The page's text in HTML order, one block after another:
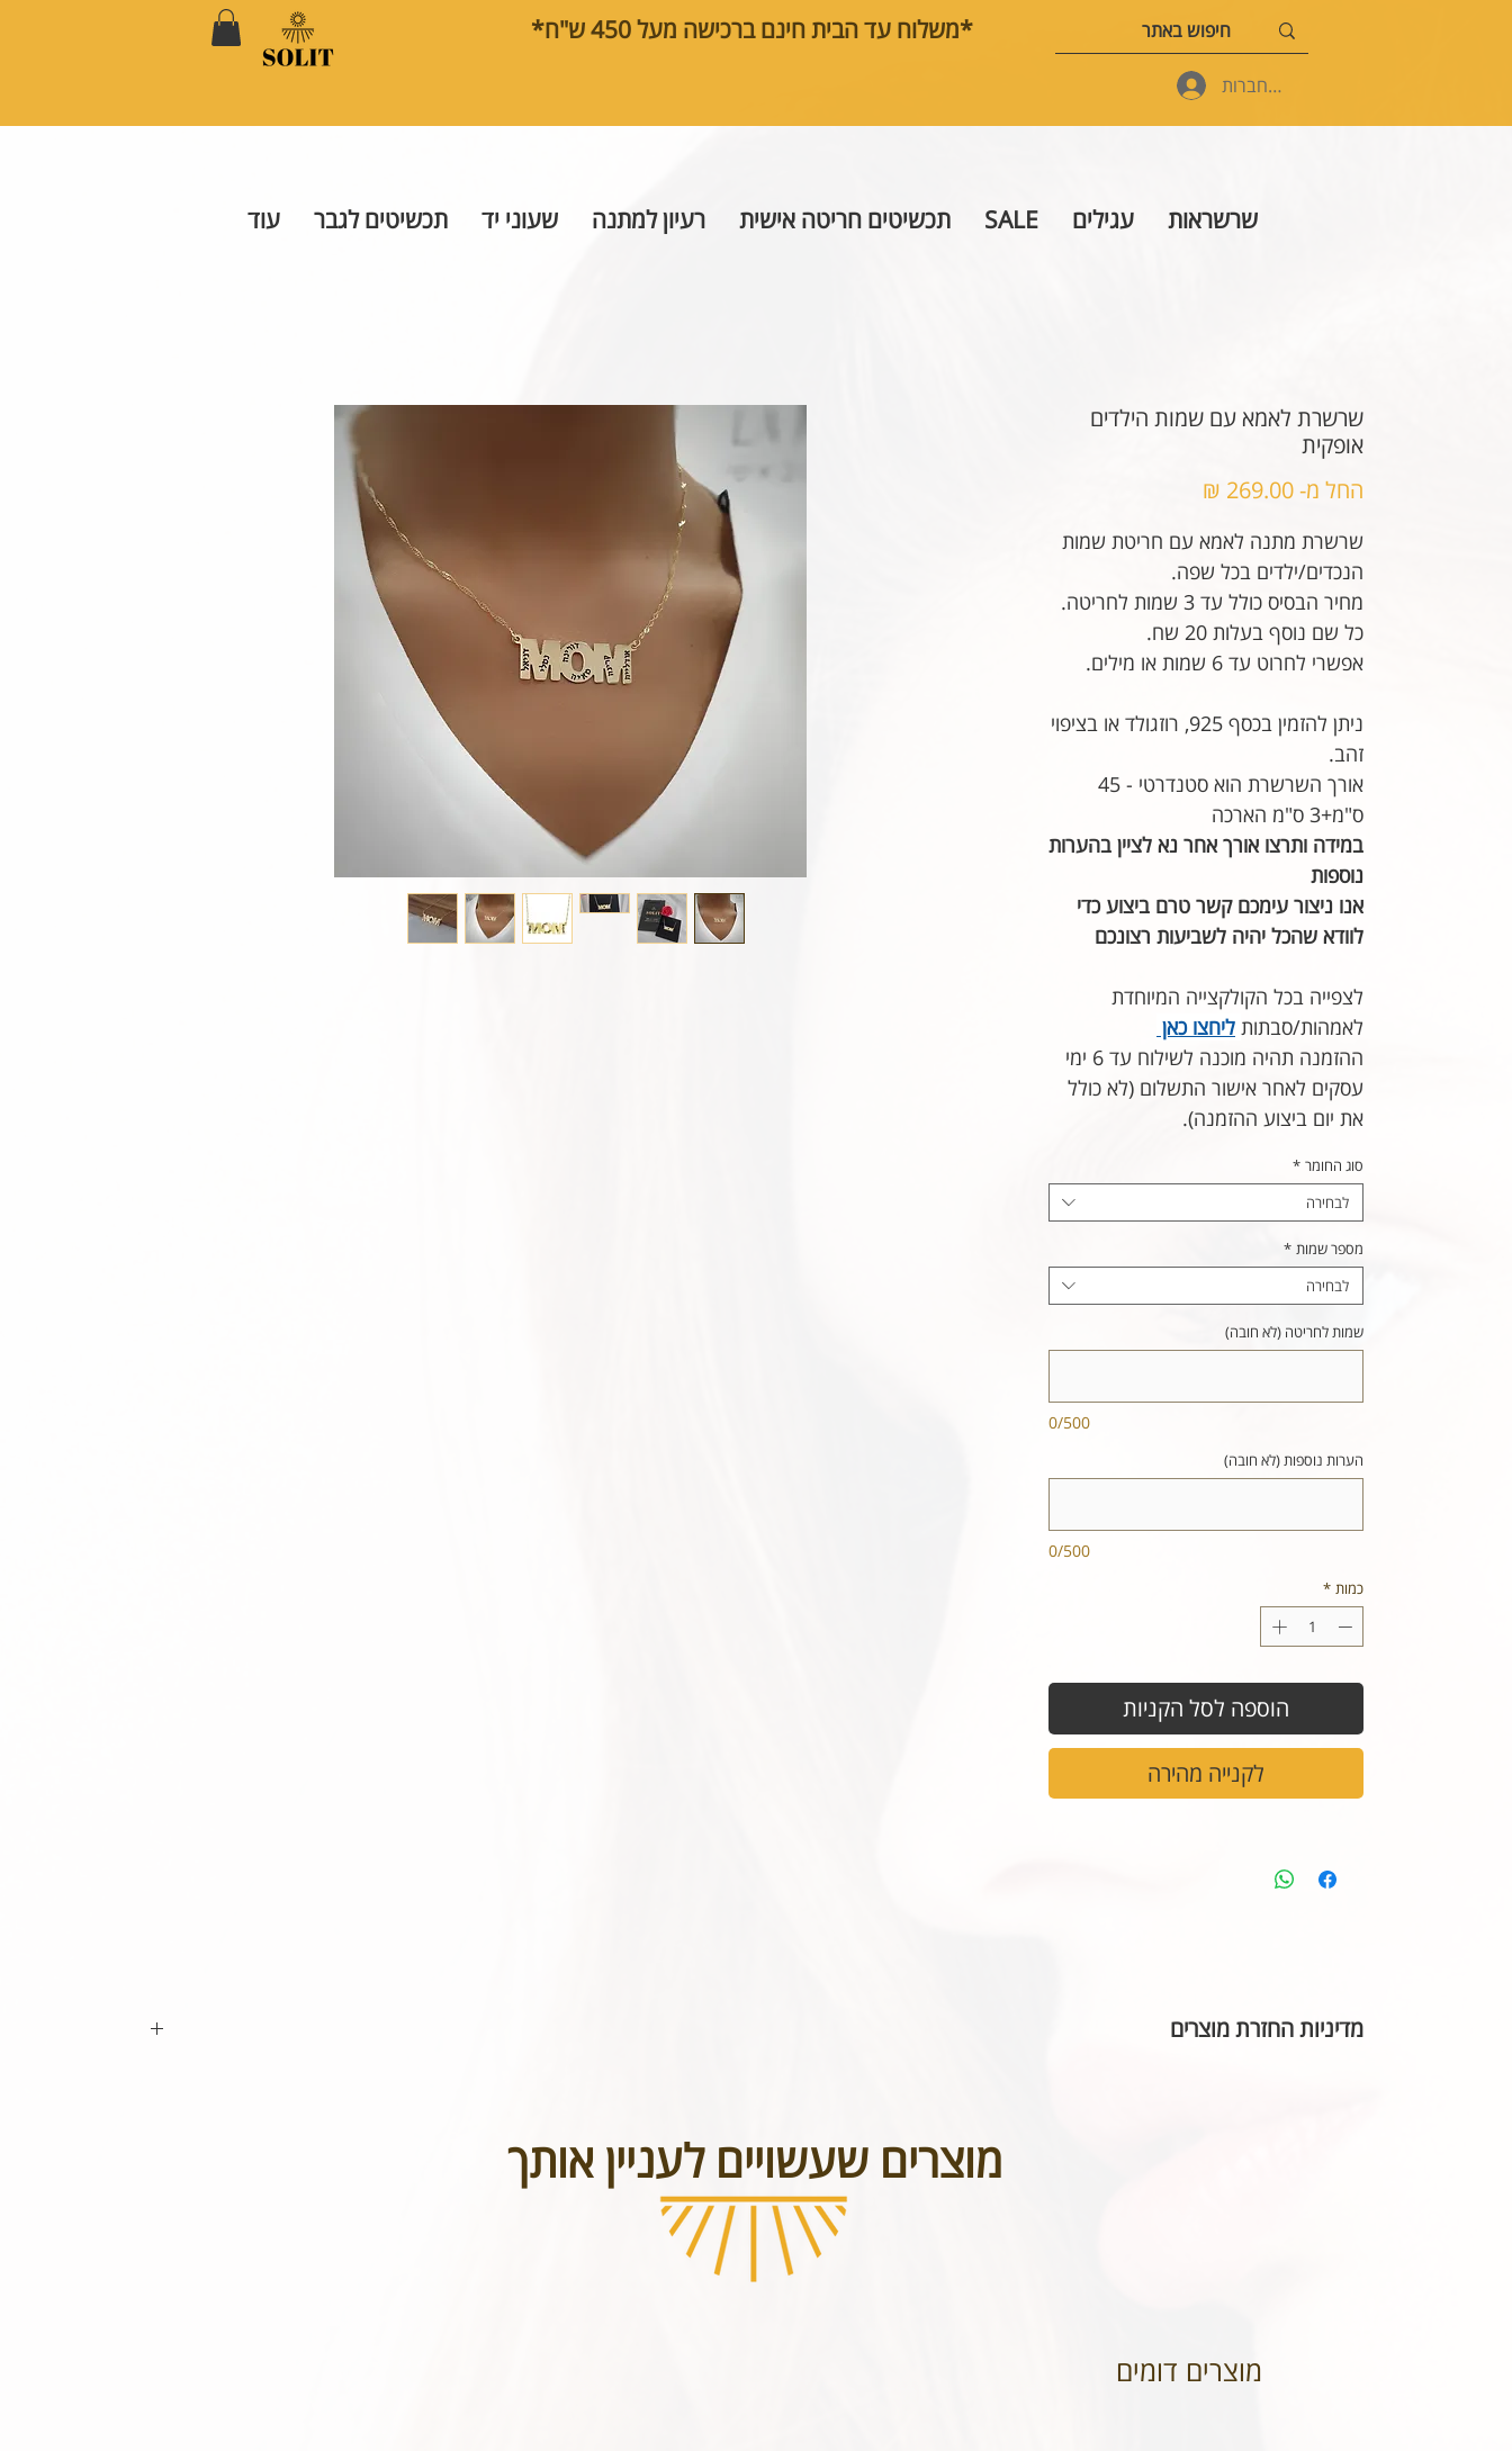
*משלוח עד הבית חינם ברכישה מעל 450 ש"ח*
להתחברות
שרשראות עגילים SALE תכשיטים חריטה אישית רעיון למתנה שעוני יד תכשיטים לגבר עוד
שרשרת לאמא עם שמות הילדים
אופקית
החל מ-269.00 ₪
שרשרת מתנה לאמא עם חריטת שמות
הנכדים/ילדים בכל שפה.
מחיר הבסיס כולל עד 3 שמות לחריטה.
כל שם נוסף בעלות 20 שח.
אפשרי לחרוט עד 6 שמות או מילים.
ניתן להזמין בכסף 925, רוזגולד או בציפוי
זהב.
אורך השרשרת הוא סטנדרטי - 45
ס"מ+3 ס"מ הארכה
במידה ותרצו אורך אחר נא לציין בהערות
נוספות
אנו ניצור עימכם קשר טרם ביצוע כדי
לוודא שהכל יהיה לשביעות רצונכם
לצפייה בכל הקולקצייה המיוחדת
לאמהות/סבתות ליחצו כאן
ההזמנה תהיה מוכנה לשילוח עד 6 ימי
עסקים לאחר אישור התשלום (לא כולל
את יום ביצוע ההזמנה).
סוג החומר *
לבחירה
מספר שמות *
לבחירה
שמות לחריטה (לא חובה)
0/500
הערות נוספות (לא חובה)
0/500
כמות *
הוספה לסל הקניות
לקנייה מהירה
מדיניות החזרת מוצרים
מוצרים שעשויים לעניין אותך
מוצרים דומים